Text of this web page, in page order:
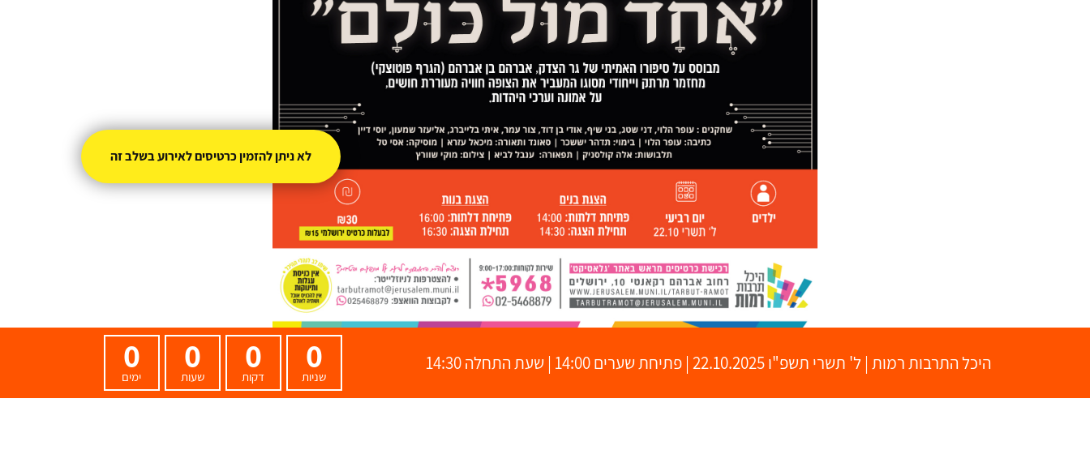
היכל התרבות רמות| ל' תשרי תשפ"ו22.10.2025 | פתיחת שערים 14:00 | שעת התחלה 14:30 0
שניות
0
דקות
0
שעות
0
ימים
לא ניתן להזמין כרטיסים לאירוע בשלב זה